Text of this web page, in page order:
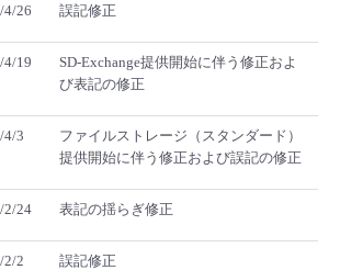
4/26 誤記修正
4/19
SD-Exchange提供開始に伴う修正およ
び表記の修正
4/3
ファイルストレージ（スタンダード）
提供開始に伴う修正および誤記の修正
2/24 表記の揺らぎ修正
2/2 誤記修正